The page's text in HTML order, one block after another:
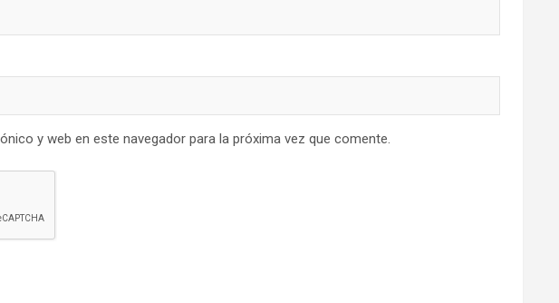
y web en este navegador para la próxima vez que comente.